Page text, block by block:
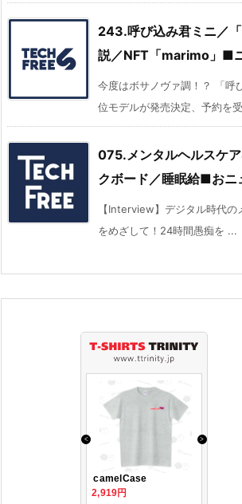
243.呼び込み君ミニ／
説／NFT「marimo」■
今度はボサノヴァ調！？ 「呼
位モデルが発売決定、予約を
075.メンタルヘルスケ
クボード／睡眠給■おニ
【Interview】デジタル時代の
をめざして！24時間愚痴を ...